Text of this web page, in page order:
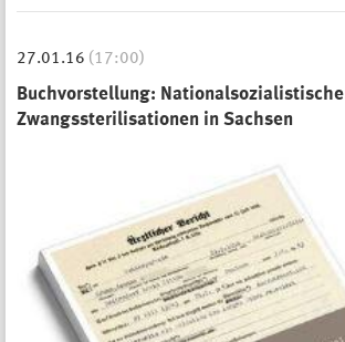
27.01.16 (17:00)
Buchvorstellung: Nationalsozialistische
Zwangssterilisationen in Sachsen